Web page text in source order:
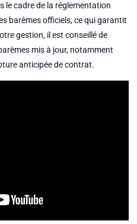
le cadre de la réglementation
barèmes officiels, ce qui garantit
gestion, il est conseillé de
mis à jour, notamment
anticipée de contrat.